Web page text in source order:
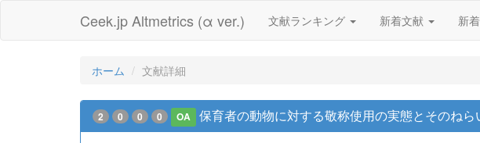
Ceek.jp Altmetrics (α ver.) 文献ランキング 新着文献 新
ホーム 文献詳細
2 0 0 0 OA 保育者の動物に対する敬称使用の実態とそのね